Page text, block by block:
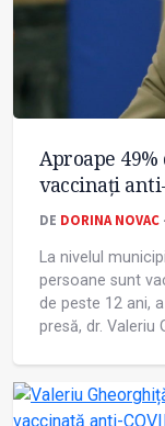
Aproape
vaccinați
DE DORINA NOVAC
La nivelul
persoane sunt
de peste 12 ani,
presă, dr. Valeriu